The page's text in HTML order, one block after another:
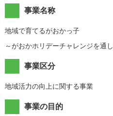
事業名称
地域で育てるがおかっ子
～がおかホリデーチャレンジを通
事業区分
地域活力の向上に関する事業
事業の目的